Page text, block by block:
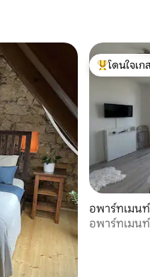
โดนใจเกส
โดนใจเก
อพาร์ทเมนท์
อพาร์ทเมน